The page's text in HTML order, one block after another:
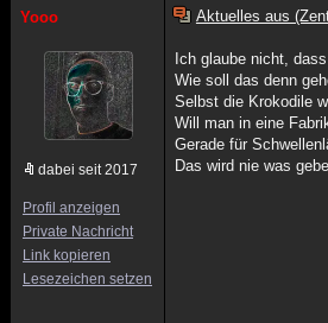
Yooo
dabei seit 2017
Profil anzeigen
Private Nachricht
Link kopieren
Lesezeichen setzen
Aktuelles aus
Ich glaube nicht,
Wie soll das denn
Selbst die Krokodile
Will man in eine
Gerade für
Das wird nie was